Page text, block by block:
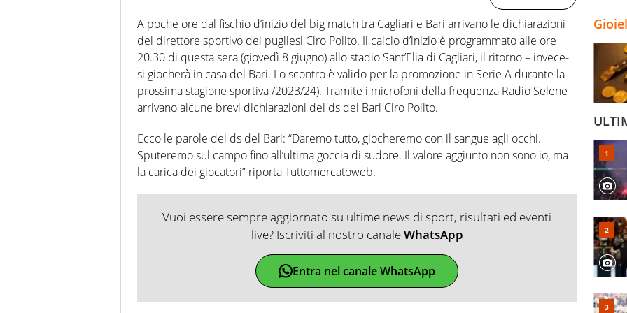
A poche ore dal fischio d’inizio del big match tra Cagliari e Bari arrivano le dichiarazioni
del direttore sportivo dei pugliesi Ciro Polito. Il calcio d’inizio è programmato alle ore
20.30 di questa sera (giovedì 8 giugno) allo stadio Sant’Elia di Cagliari, il ritorno – invece-
si giocherà in casa del Bari. Lo scontro è valido per la promozione in Serie A durante la
prossima stagione sportiva /2023/24). Tramite i microfoni della frequenza Radio Selene
arrivano alcune brevi dichiarazioni del ds del Bari Ciro Polito.
Ecco le parole del ds del Bari: “Daremo tutto, giocheremo con il sangue agli occhi.
Sputeremo sul campo fino all’ultima goccia di sudore. Il valore aggiunto non sono io, ma
la carica dei giocatori” riporta Tuttomercatoweb.
Vuoi essere sempre aggiornato su ultime news di sport, risultati ed eventi
live? Iscriviti al nostro canaleWhatsApp
Entra nel canale WhatsApp